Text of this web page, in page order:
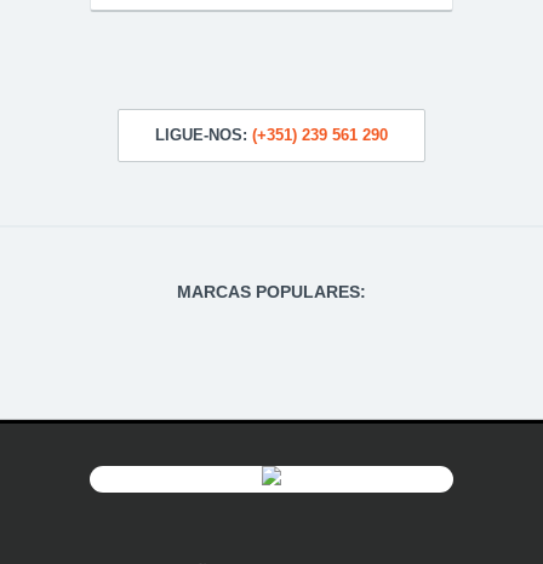
LIGUE-NOS: (+351) 239 561 290
MARCAS POPULARES: